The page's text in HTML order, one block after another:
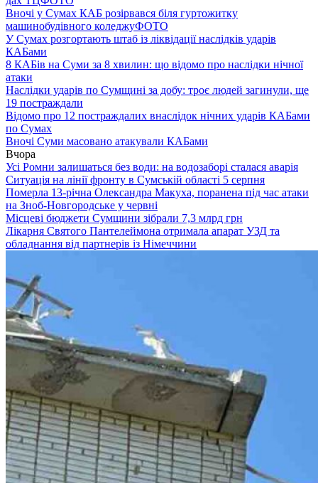
Вночі у Сумах КАБ розірвався біля гуртожитку
машинобудівного коледжуФОТО
У Сумах розгортають штаб із ліквідації наслідків ударів
КАБами
8 КАБів на Суми за 8 хвилин: що відомо про наслідки нічної
атаки
Наслідки ударів по Сумщині за добу: троє людей загинули, ще
19 постраждали
Відомо про 12 постраждалих внаслідок нічних ударів КАБами
по Сумах
Вночі Суми масовано атакували КАБами
Вчора
Усі Ромни залишаться без води: на водозаборі сталася аварія
Ситуація на лінії фронту в Сумській області 5 серпня
Померла 13-річна Олександра Макуха, поранена під час атаки
на Зноб-Новгородське у червні
Місцеві бюджети Сумщини зібрали 7,3 млрд грн
Лікарня Святого Пантелеймона отримала апарат УЗД та
обладнання від партнерів із Німеччини